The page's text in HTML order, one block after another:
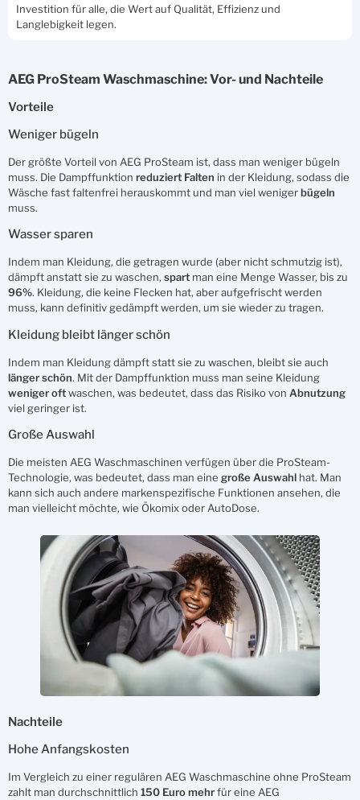
Investition für alle, die Wert auf Qualität, Effizienz und
Langlebigkeit legen.
AEG ProSteam Waschmaschine: Vor- und Nachteile
Vorteile
Weniger bügeln
Der größte Vorteil von AEG ProSteam ist, dass man weniger bügeln
muss. Die Dampffunktion reduziert Falten in der Kleidung, sodass die
Wäsche fast faltenfrei herauskommt und man viel wenigerbügeln
muss.
Wasser sparen
Indem man Kleidung, die getragen wurde (aber nicht schmutzig ist),
dämpft anstatt sie zu waschen, spart man eine Menge Wasser, bis zu
96%. Kleidung, die keine Flecken hat, aber aufgefrischt werden
muss, kann definitiv gedämpft werden, um sie wieder zu tragen.
Kleidung bleibt länger schön
Indem man Kleidung dämpft statt sie zu waschen, bleibt sie auch
längerschön. Mit der Dampffunktion muss man seine Kleidung
wenigeroftwaschen, was bedeutet, dass das Risiko von Abnutzung
viel geringer ist.
Große Auswahl
Die meisten AEG Waschmaschinen verfügen über die ProSteam-
Technologie, was bedeutet, dass man eine große Auswahl hat. Man
kann sich auch andere markenspezifische Funktionen ansehen, die
man vielleicht möchte, wie Ökomix oder AutoDose.
Nachteile
Hohe Anfangskosten
Im Vergleich zu einer regulären AEG Waschmaschine ohne ProSteam
zahlt man durchschnittlich 150 Euro mehrfür eine AEG